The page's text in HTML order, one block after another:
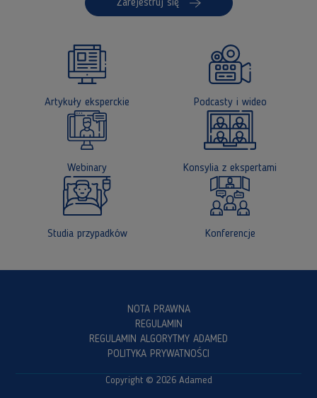
Zarejestruj się
Artykuły eksperckie Podcasty i wideo
Webinary Konsylia z ekspertami
Studia przypadków Konferencje
NOTA PRAWNA
REGULAMIN
REGULAMIN ALGORYTMY ADAMED
POLITYKA PRYWATNOŚCI
Copyright © 2026 Adamed